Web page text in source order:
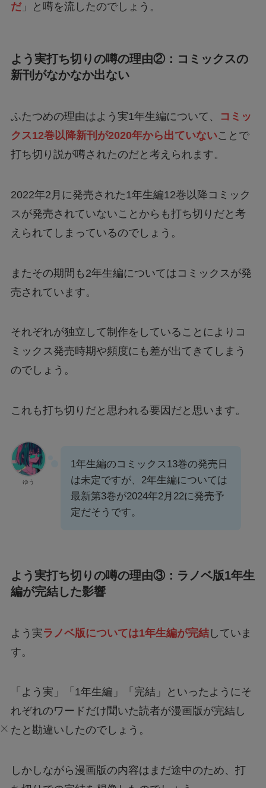
だ」と噂を流したのでしょう。
よう実打ち切りの噂の理由②：コミックスの
新刊がなかなか出ない
ふたつめの理由はよう実1年生編について、
コミッ
クス12巻以降新刊が2020年から出ていないことで
打ち切り説が噂されたのだと考えられます。
2022年2月に発売された1年生編12巻以降コミック
スが発売されていないことからも打ち切りだと考
えられてしまっているのでしょう。
またその期間も2年生編についてはコミックスが発
売されています。
それぞれが独立して制作をしていることによりコ
ミックス発売時期や頻度にも差が出てきてしまう
のでしょう。
これも打ち切りだと思われる要因だと思います。
ゆう
1年生編のコミックス13巻の発売日
は未定ですが、2年生編については
最新第3巻が2024年2月22に発売予
定だそうです。
よう実打ち切りの噂の理由③：ラノベ版1年生
編が完結した影響
よう実ラノベ版については1年生編が完結していま
す。
「よう実」「1年生編」「完結」といったようにそ
れぞれのワードだけ聞いた読者が漫画版が完結し
たと勘違いしたのでしょう。
しかしながら漫画版の内容はまだ途中のため、打